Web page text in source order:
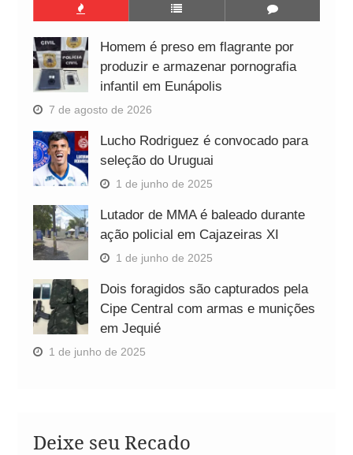
Homem é preso em flagrante por
produzir e armazenar pornografia
infantil em Eunápolis
7 de agosto de 2026
Lucho Rodriguez é convocado para
seleção do Uruguai
1 de junho de 2025
Lutador de MMA é baleado durante
ação policial em Cajazeiras XI
1 de junho de 2025
Dois foragidos são capturados pela
Cipe Central com armas e munições
em Jequié
1 de junho de 2025
Deixe seu Recado